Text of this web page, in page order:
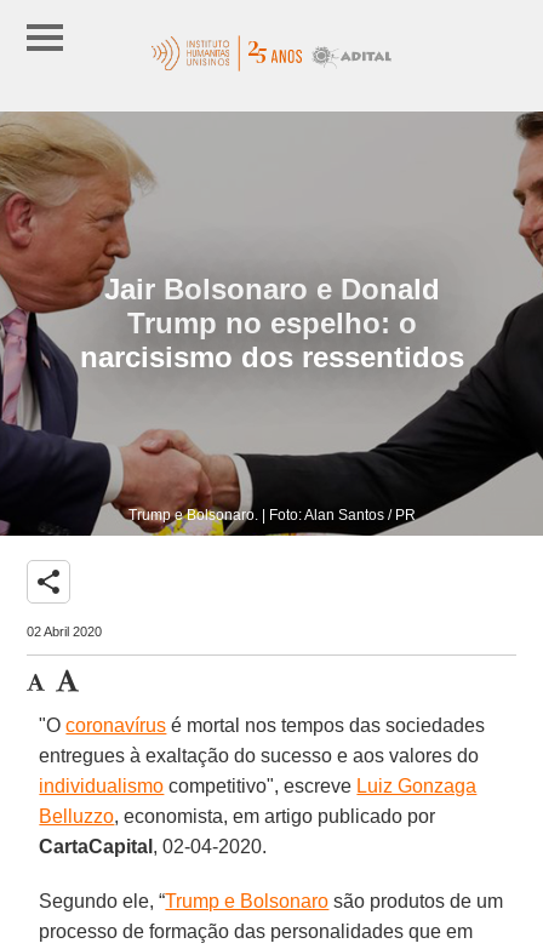
Jair Bolsonaro e Donald
Trump no espelho: o
narcisismo dos ressentidos
Trump e Bolsonaro. | Foto: Alan Santos / PR
share
02 Abril 2020
"Ocoronavírus é mortal nos tempos das sociedades
entregues à exaltação do sucesso e aos valores do
individualismo competitivo", escreve Luiz Gonzaga
Belluzzo, economista, em artigo publicado por
CartaCapital , 02-04-2020.
Segundo ele, “Trump e Bolsonaro são produtos de um
processo de formação das personalidades que em